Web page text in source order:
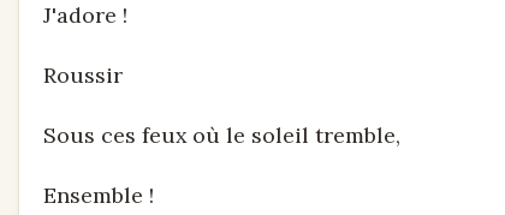
J'adore !
Roussir
Sous ces feux où le soleil tremble,
Ensemble !